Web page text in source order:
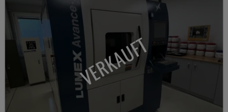
VERKAUFT